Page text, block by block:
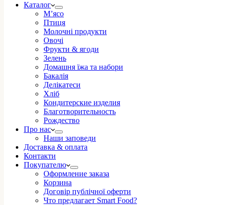
Каталог
М’ясо
Птиця
Молочні продукти
Овочі
Фрукти & ягоди
Зелень
Домашня їжа та набори
Бакалія
Делікатеси
Хліб
Кондитерские изделия
Благотворительность
Рождество
Про нас
Наши заповеди
Доставка & оплата
Контакти
Покупателю
Оформление заказа
Корзина
Договір публічної оферти
Что предлагает Smart Food?